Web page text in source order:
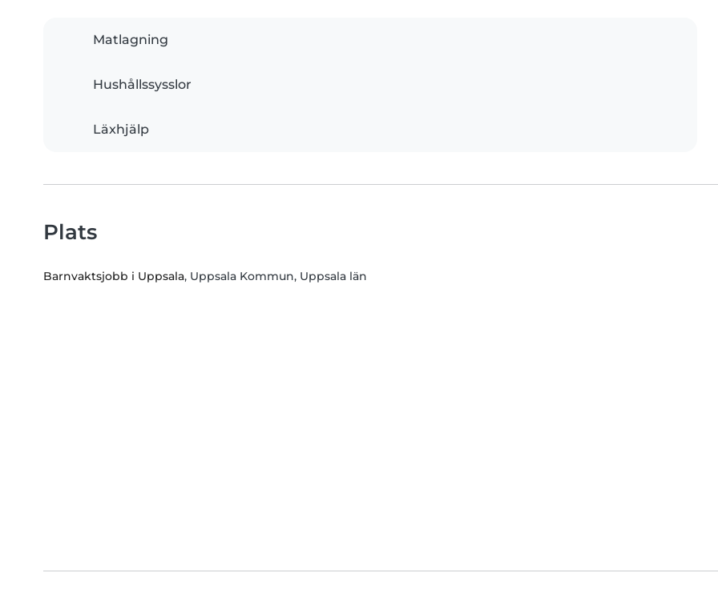
Matlagning
Hushållssysslor
Läxhjälp
Plats
Barnvaktsjobb i Uppsala, Uppsala Kommun, Uppsala län